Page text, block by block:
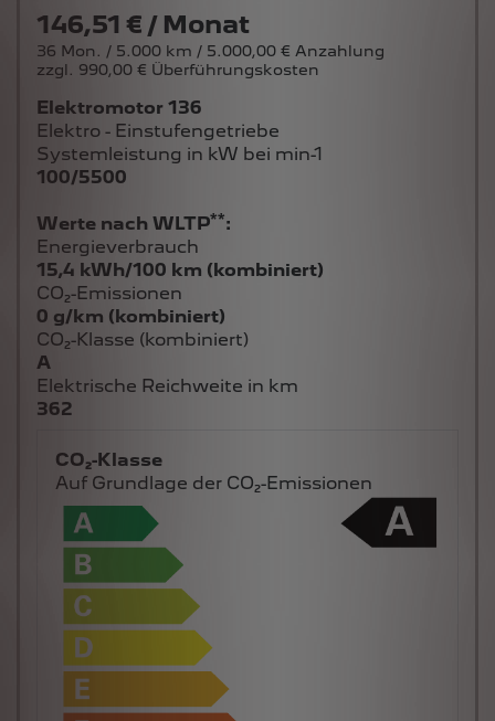
146,51 € / Monat
36 Mon. / 5.000 km / 5.000,00 € Anzahlung
zzgl. 990,00 € Überführungskosten
Elektromotor 136
Elektro - Einstufengetriebe
Systemleistung in kW bei min-1
100/5500
Werte nach WLTP**:
Energieverbrauch
15,4 kWh/100 km (kombiniert)
CO₂-Emissionen
0 g/km (kombiniert)
CO₂-Klasse (kombiniert)
A
Elektrische Reichweite in km
362
CO₂-Klasse
Auf Grundlage der CO₂-Emissionen